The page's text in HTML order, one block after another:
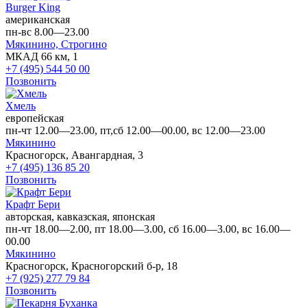
Burger King
американская
пн-вс 8.00—23.00
Мякинино, Строгино
МКАД 66 км, 1
+7 (495) 544 50 00
Позвонить
Хмель
европейская
пн-чт 12.00—23.00, пт,сб 12.00—00.00, вс 12.00—23.00
Мякинино
Красногорск, Авангардная, 3
+7 (495) 136 85 20
Позвонить
Крафт Бери
авторская, кавказская, японская
пн-чт 18.00—2.00, пт 18.00—3.00, сб 16.00—3.00, вс 16.00—
00.00
Мякинино
Красногорск, Красногорский б-р, 18
+7 (925) 277 79 84
Позвонить